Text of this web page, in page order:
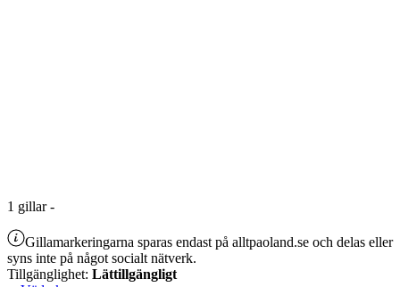
1 gillar-
Gillamarkeringarna sparas endast på alltpaoland.se och delas eller
syns inte på något socialt nätverk.
Tillgänglighet: Lättillgängligt